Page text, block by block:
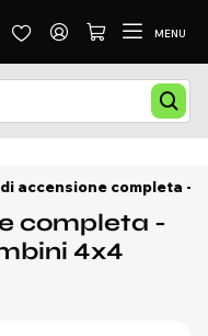
MENU
accensione completa -
completa -
4x4